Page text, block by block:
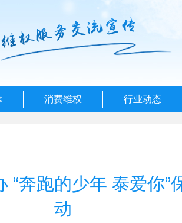
消费维权 行业动态
“奔跑的少年 泰爱你”
动